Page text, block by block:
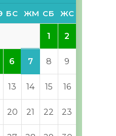
БС ЖМ СБ ЖС
1 2
6 7 8 9
13 14 15 16
20 21 22 23